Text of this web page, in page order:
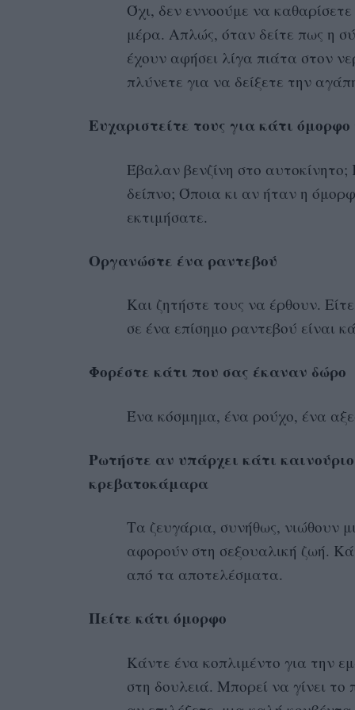
Όχι, δεν εννοούμε να
μέρα. Απλώς, όταν δείτε πως η
έχουν αφήσει λίγα πιάτα στον
πλύνετε για να δείξετε την
Ευχαριστείτε τους για κάτι
Έβαλαν βενζίνη στο
δείπνο; Όποια κι αν ήταν η
εκτιμήσατε.
Οργανώστε ένα ραντεβού
Και ζητήστε τους να έρθουν.
σε ένα επίσημο ραντεβού είναι
Φορέστε κάτι που σας έκαναν δώρο
Ένα κόσμημα, ένα ρούχο, ένα
Ρωτήστε αν υπάρχει κάτι
κρεβατοκάμαρα
Τα ζευγάρια, συνήθως, νιώθουν
αφορούν στη σεξουαλική ζωή.
από τα αποτελέσματα.
Πείτε κάτι όμορφο
Κάντε ένα κοπλιμέντο για την
στη δουλειά. Μπορεί να γίνει το